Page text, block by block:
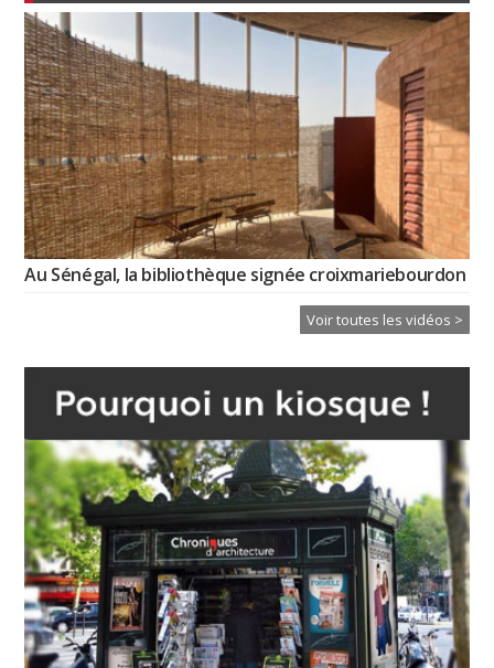
Au Sénégal, la bibliothèque signée croixmariebourdon
Voir toutes les vidéos >